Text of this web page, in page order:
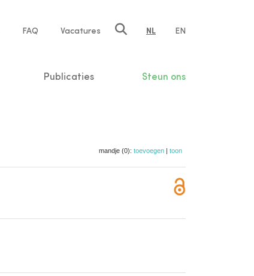
FAQ Vacatures NL EN
Publicaties Steun ons
mandje (0): toevoegen | toon